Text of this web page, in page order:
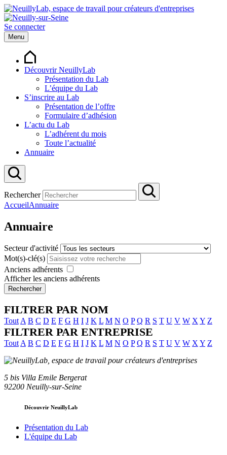
Se connecter
Menu
Découvrir NeuillyLab
Présentation du Lab
L’équipe du Lab
S’inscrire au Lab
Présentation de l’offre
Formulaire d’adhésion
L’actu du Lab
L’adhérent du mois
Toute l’actualité
Annuaire
Rechercher
AccueilAnnuaire
Annuaire
Secteur d'activité
Mot(s)-clé(s)
Anciens adhérents
Afficher les anciens adhérents
Rechercher
FILTRER PAR NOM
Tout A B C D E F G H I J K L M N O P Q R S T U V W X Y Z
FILTRER PAR ENTREPRISE
Tout A B C D E F G H I J K L M N O P Q R S T U V W X Y Z
5 bis Villa Emile Bergerat
92200 Neuilly-sur-Seine
Découvrir NeuillyLab
Présentation du Lab
L'équipe du Lab